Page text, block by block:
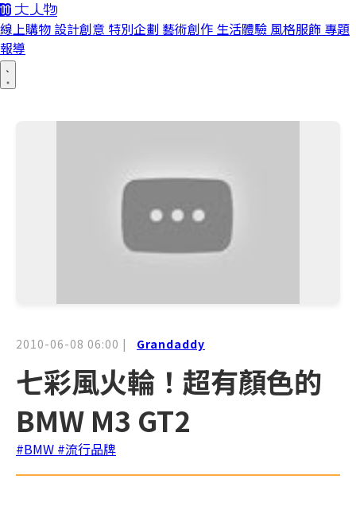
線上購物 設計創意 特別企劃 藝術創作 生活體驗 風格服飾 專題
報導
2010-06-08 06:00 | Grandaddy
七彩風火輪！超有顏色的
BMW M3 GT2
#BMW #流行品牌